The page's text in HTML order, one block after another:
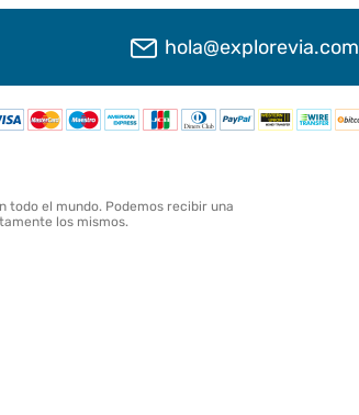
hola@explorevia.com
todo el mundo. Podemos recibir una
los mismos.